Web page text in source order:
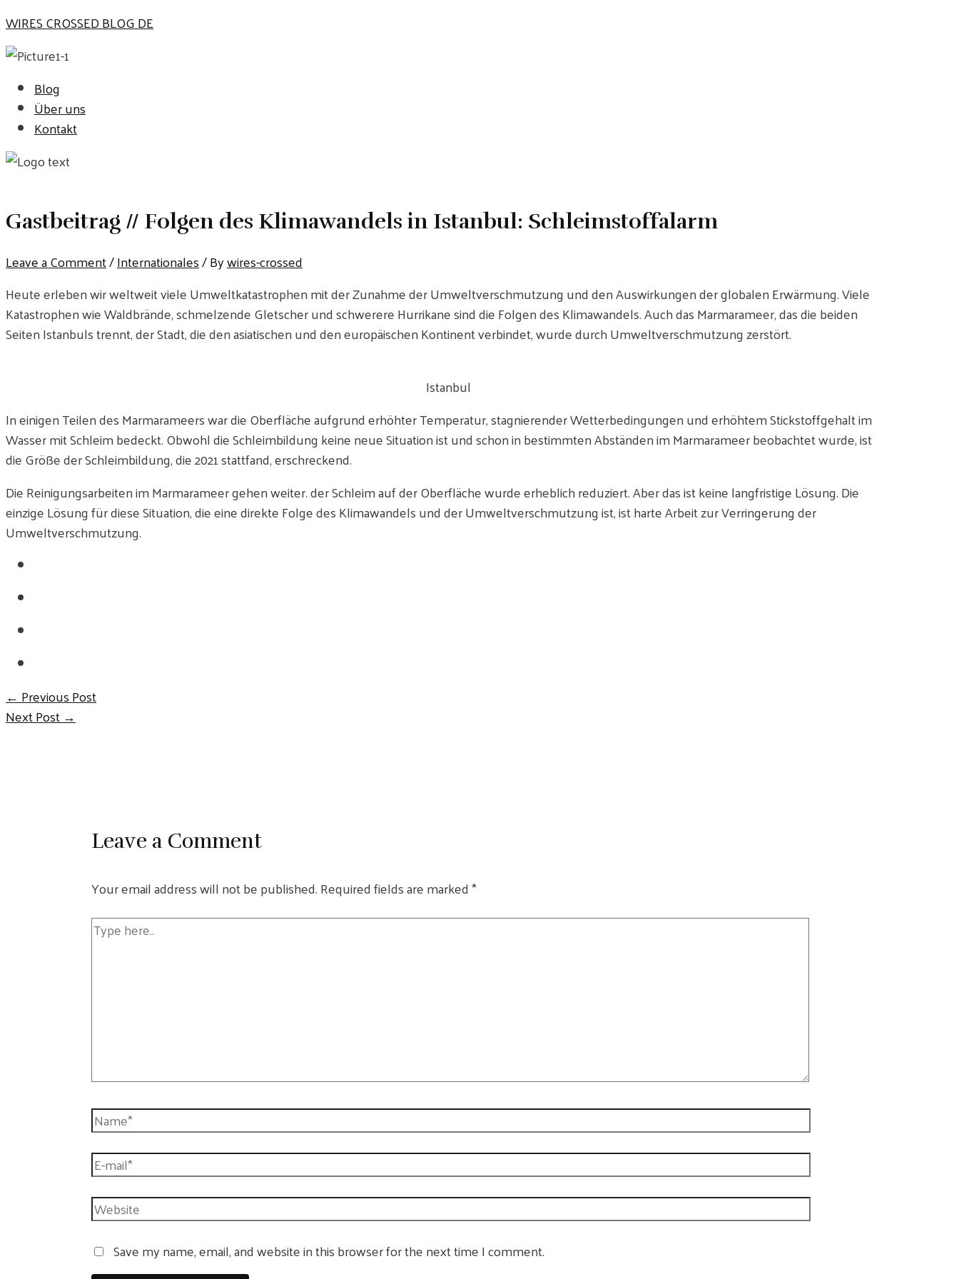
Skip
to
content
WIRES CROSSED BLOG DE
Blog
Über uns
Kontakt
Gastbeitrag // Folgen des Klimawandels in Istanbul: Schleimstoffalarm
Leave a Comment/Internationales/ Bywires-crossed
Heute erleben wir weltweit viele Umweltkatastrophen mit der Zunahme der Umweltverschmutzung und den Auswirkungen der globalen Erwärmung. Viele
Katastrophen wie Waldbrände, schmelzende Gletscher und schwerere Hurrikane sind die Folgen des Klimawandels. Auch das Marmarameer, das die beiden
Seiten Istanbuls trennt, der Stadt, die den asiatischen und den europäischen Kontinent verbindet, wurde durch Umweltverschmutzung zerstört.
Istanbul
In einigen Teilen des Marmarameers war die Oberfläche aufgrund erhöhter Temperatur, stagnierender Wetterbedingungen und erhöhtem Stickstoffgehalt im
Wasser mit Schleim bedeckt. Obwohl die Schleimbildung keine neue Situation ist und schon in bestimmten Abständen im Marmarameer beobachtet wurde, ist
die Größe der Schleimbildung, die 2021 stattfand, erschreckend.
Die Reinigungsarbeiten im Marmarameer gehen weiter. der Schleim auf der Oberfläche wurde erheblich reduziert. Aber das ist keine langfristige Lösung. Die
einzige Lösung für diese Situation, die eine direkte Folge des Klimawandels und der Umweltverschmutzung ist, ist harte Arbeit zur Verringerung der
Umweltverschmutzung.
Post
←Previous Post
Next Post→
Leave a Comment
Your email address will not be published.Required fields are marked*
Type
Name*
E-
mail*
Website
Save my name, email, and website in this browser for the next time I comment.